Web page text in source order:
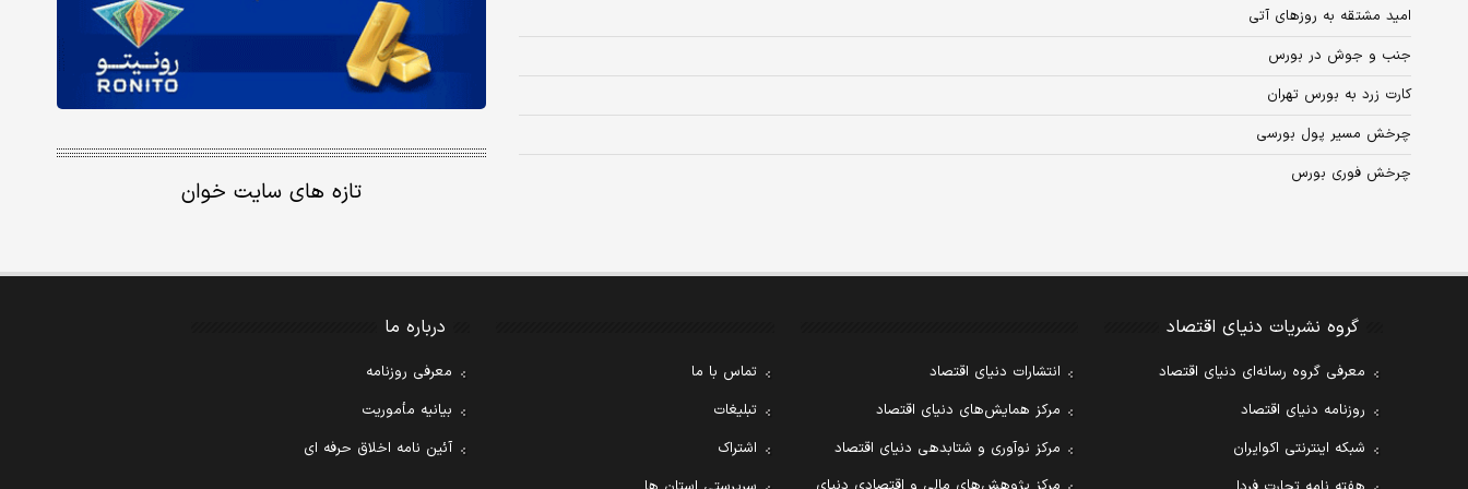
امید مشتقه به ‌روز‌های آتی
جنب و جوش در بورس
کارت زرد به بورس تهران
چرخش مسیر پول بورسی
چرخش فوری بورس
تازه های سایت خوان
گروه نشریات دنیای اقتصاد
معرفی گروه رسانه‌ای دنیای اقتصاد
روزنامه دنیای اقتصاد
شبکه اینترنتی اکوایران
انتشارات دنیای اقتصاد
مرکز همایش‌های دنیای اقتصاد
مرکز نوآوری و شتابدهی دنیای اقتصاد
تماس با ما
تبلیغات
اشتراک
درباره ما
معرفی روزنامه
بیانیه مأموریت
آئین نامه اخلاق حرفه ای